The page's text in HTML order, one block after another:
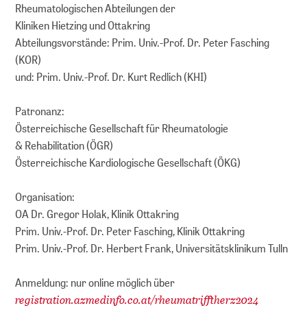
Rheumatologischen Abteilungen der
Kliniken Hietzing und Ottakring
Abteilungsvorstände: Prim. Univ.-Prof. Dr. Peter Fasching
(KOR)
und: Prim. Univ.-Prof. Dr. Kurt Redlich (KHI)
Patronanz:
Österreichische Gesellschaft für Rheumatologie
& Rehabilitation (ÖGR)
Österreichische Kardiologische Gesellschaft (ÖKG)
Organisation:
OA Dr. Gregor Holak, Klinik Ottakring
Prim. Univ.-Prof. Dr. Peter Fasching, Klinik Ottakring
Prim. Univ.-Prof. Dr. Herbert Frank, Universitätsklinikum Tulln
Anmeldung: nur online möglich über
registration.azmedinfo.co.at/rheumatrifftherz2024